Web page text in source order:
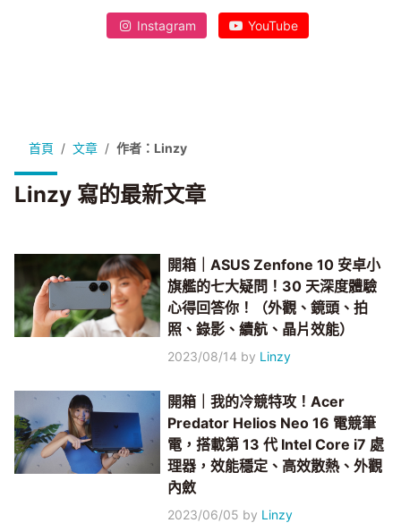
Instagram YouTube
首頁 文章 作者：Linzy
Linzy 寫的最新文章
開箱｜ASUS Zenfone 10 安卓小
旗艦的七大疑問！30 天深度體驗
心得回答你！（外觀、鏡頭、拍
照、錄影、續航、晶片效能）
2023/08/14 by Linzy
開箱｜我的冷競特攻！Acer
Predator Helios Neo 16 電競筆
電，搭載第 13 代 Intel Core i7 處
理器，效能穩定、高效散熱、外觀
內斂
2023/06/05 by Linzy